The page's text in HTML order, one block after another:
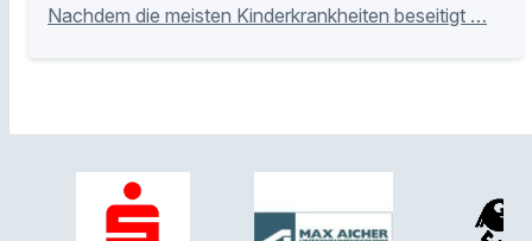
Nachdem die meisten Kinderkrankheiten beseitigt …